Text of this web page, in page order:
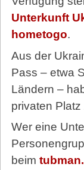
Unterkunft
hometogo.
Aus der
Pass – etwa
Ländern –
privaten
Wer eine
beim